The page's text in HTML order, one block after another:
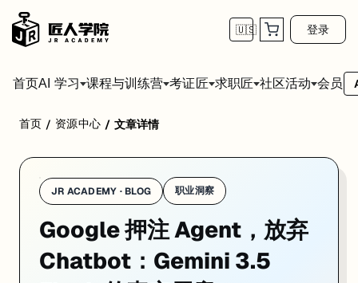
🇺🇸 登录
首页AI 学习 课程与训练营 考证匠 求职匠 社区活动 会员
2026 年 5 月 19 日，谷歌在加州山景城发布 Gemini 3.5 Flash，把它
这是一个有意的选择，不是没有选择。
两年前输掉的那场仗
要理解这次 I/O，得先看谷歌过去两年在这个赛道上怎么输的。
2023 年底，GPT-4 打穿用户心智，谷歌以行业一号位的身份仓皇应
首页 / 资源中心 / 文章详情
JR ACADEMY · BLOG 职业洞察
Google 押注 Agent，放弃
Chatbot：Gemini 3.5